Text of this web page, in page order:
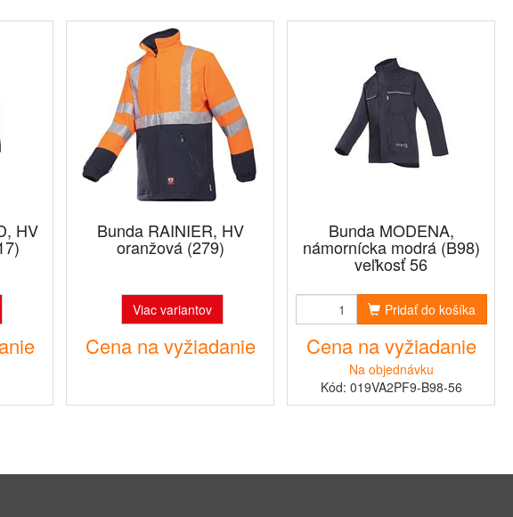
HV Bunda RAINIER, HV
oranžová (279)
Viac variantov
Cena na vyžiadanie
Bunda MODENA,
námornícka modrá (B98)
veľkosť 56
Pridať do košíka
Cena na vyžiadanie
Na objednávku
Kód: 019VA2PF9-B98-56